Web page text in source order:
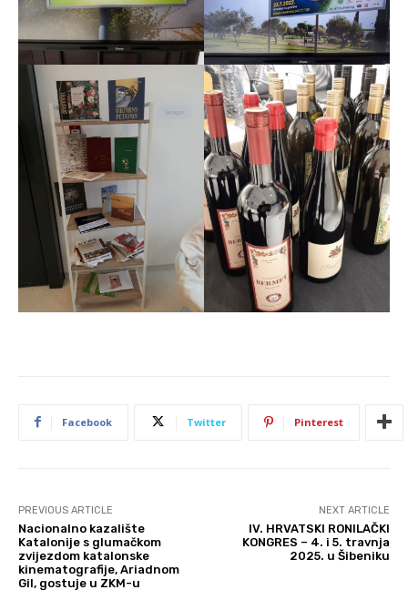
Facebook Twitter Pinterest
PREVIOUS ARTICLE
Nacionalno kazalište
Katalonije s glumačkom
zvijezdom katalonske
kinematografije, Ariadnom
Gil, gostuje u ZKM-u
NEXT ARTICLE
IV. HRVATSKI RONILAČKI
KONGRES – 4. i 5. travnja
2025. u Šibeniku